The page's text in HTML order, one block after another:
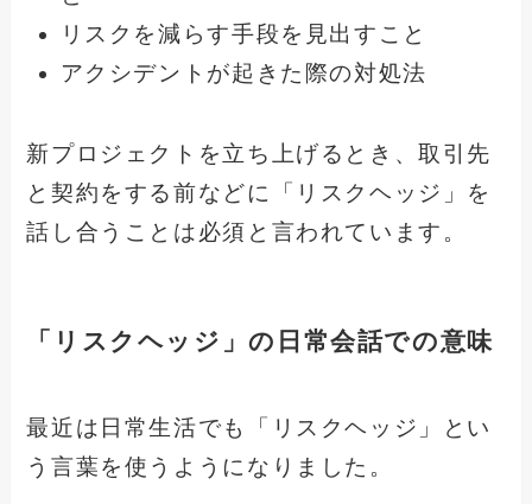
リスクを減らす手段を見出すこと
アクシデントが起きた際の対処法
新プロジェクトを立ち上げるとき、取引先
と契約をする前などに「リスクヘッジ」を
話し合うことは必須と言われています。
「リスクヘッジ」の日常会話での意味
最近は日常生活でも「リスクヘッジ」とい
う言葉を使うようになりました。